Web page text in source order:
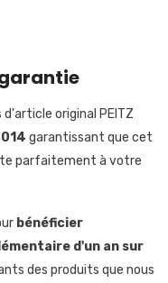
original PEITZ
garantissant que cet
parfaitement à votre
bénéficier
d'un an sur
des produits que nous